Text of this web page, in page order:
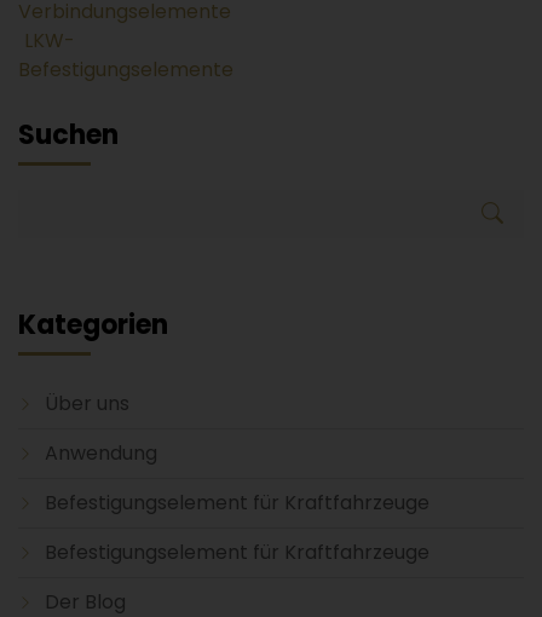
Verbindungselemente
LKW-
Befestigungselemente
Suchen
Kategorien
Über uns
Anwendung
Befestigungselement für Kraftfahrzeuge
Befestigungselement für Kraftfahrzeuge
Der Blog